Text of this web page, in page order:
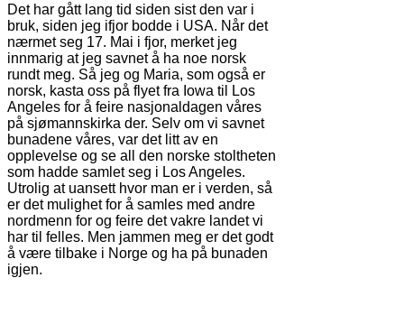
Det har gått lang tid siden sist den var i
bruk, siden jeg ifjor bodde i USA. Når det
nærmet seg 17. Mai i fjor, merket jeg
innmarig at jeg savnet å ha noe norsk
rundt meg. Så jeg og Maria, som også er
norsk, kasta oss på flyet fra Iowa til Los
Angeles for å feire nasjonaldagen våres
på sjømannskirka der. Selv om vi savnet
bunadene våres, var det litt av en
opplevelse og se all den norske stoltheten
som hadde samlet seg i Los Angeles.
Utrolig at uansett hvor man er i verden, så
er det mulighet for å samles med andre
nordmenn for og feire det vakre landet vi
har til felles. Men jammen meg er det godt
å være tilbake i Norge og ha på bunaden
igjen.